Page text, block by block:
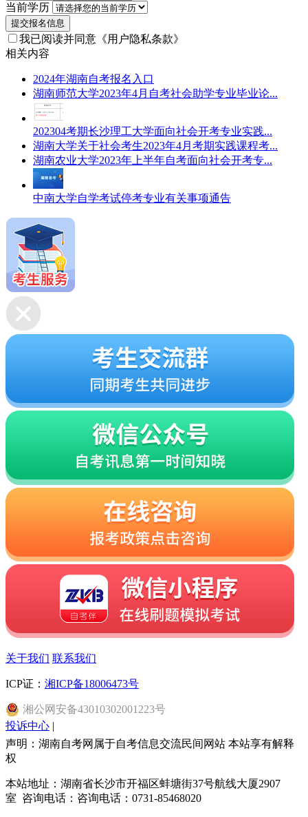
当前学历
提交报名信息
我已阅读并同意 《用户隐私条款》
相关内容
2024年湖南自考报名入口
湖南师范大学2023年4月自考社会助学专业毕业论...
202304考期长沙理工大学面向社会开考专业实践...
湖南大学关于社会考生2023年4月考期实践课程考...
湖南农业大学2023年上半年自考面向社会开考专...
中南大学自学考试停考专业有关事项通告
关于我们 联系我们
ICP证： 湘ICP备18006473号
湘公网安备43010302001223号
投诉中心 |
声明：湖南自考网属于自考信息交流民间网站 本站享有解释
权
本站地址：湖南省长沙市开福区蚌塘街37号航线大厦2907
室 咨询电话：咨询电话：0731-85468020